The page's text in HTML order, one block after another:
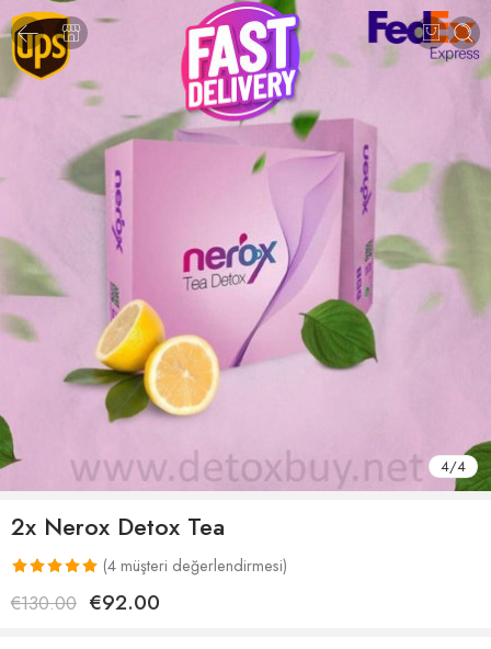
4/4
2x Nerox Detox Tea
3
müşteri
(4 müşteri değerlendirmesi)
€130.00 €92.00